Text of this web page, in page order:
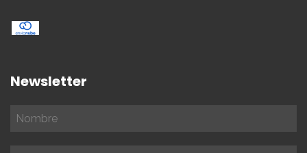
Newsletter